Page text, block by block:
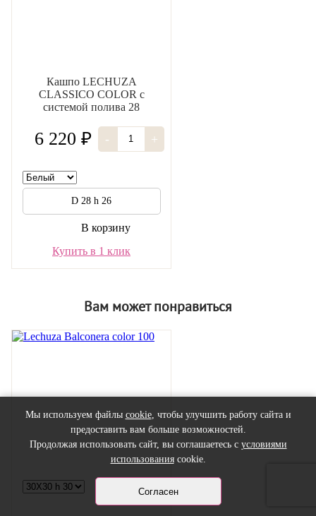
Кашпо LECHUZA
CLASSICO COLOR с
системой полива 28
6 220 ₽ - +
D 28 h 26
В корзину
Купить в 1 клик
Вам может понравиться
Мы используем файлы cookie, чтобы улучшить работу сайта и
предоставить вам больше возможностей.
Продолжая использовать сайт, вы соглашаетесь с условиями
использованияcookie.
Согласен